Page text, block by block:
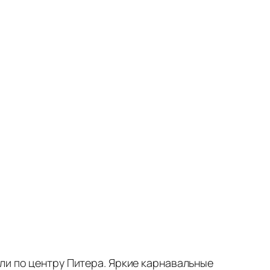
по центру Питера. Яркие карнавальные